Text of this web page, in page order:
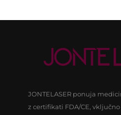
JONTELASER ponuja
z certifikati FDA/CE,